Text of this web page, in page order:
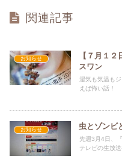
関連記事
お知らせ
【７月１
スワン
湿気も気温も
えば怖い話！
お知らせ 虫とゾンビ
先週3月4日、
テレビの生放